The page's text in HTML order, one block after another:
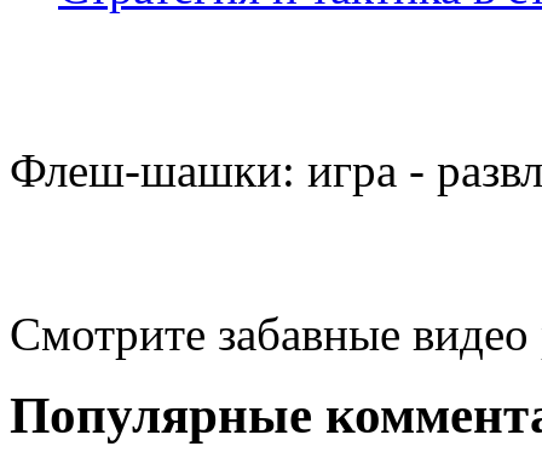
Флеш-шашки: игра -
Смотрите забавные
Популярные